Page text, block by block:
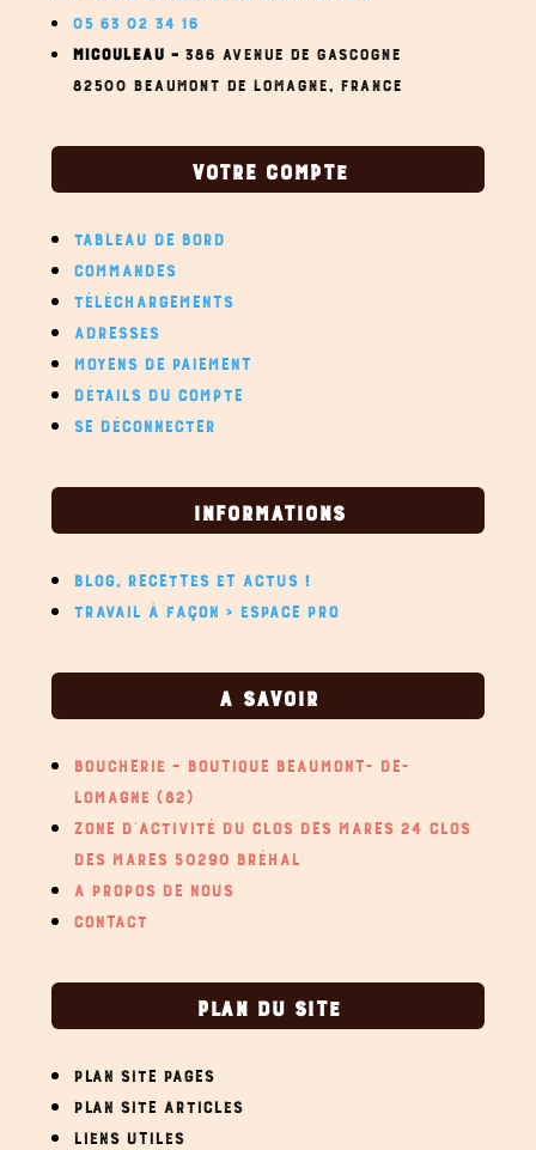
05 63 02 34 16
MICOULEAU – 386 AVENUE DE GASCOGNE
82500 BEAUMONT DE LOMAGNE, FRANCE
VOTRE COMPTE
TABLEAU DE BORD
COMMANDES
TÉLÉCHARGEMENTS
ADRESSES
MOYENS DE PAIEMENT
DÉTAILS DU COMPTE
SE DÉCONNECTER
INFORMATIONS
BLOG, RECETTES ET ACTUS !
TRAVAIL À FAÇON > ESPACE PRO
A SAVOIR
BOUCHERIE – BOUTIQUE BEAUMONT- DE-
LOMAGNE (82)
ZONE D’ACTIVITÉ DU CLOS DES MARES 24 CLOS
DES MARES 50290 BRÉHAL
A PROPOS DE NOUS
CONTACT
PLAN DU SITE
PLAN SITE PAGES
PLAN SITE ARTICLES
LIENS UTILES